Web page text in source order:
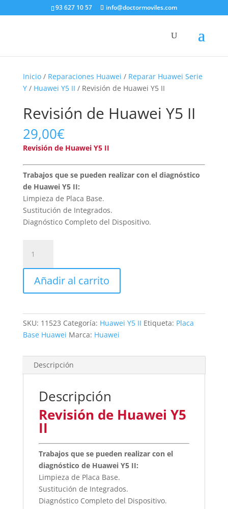
93 627 10 57 info@doctormoviles.com
Inicio/ Reparaciones Huawei / Reparar Huawei Serie
Y/ Huawei Y5 II / Revisión de Huawei Y5 II
Revisión de Huawei Y5 II
29,00€
Revisión de Huawei Y5 II
Trabajos que se pueden realizar con el diagnóstico
de Huawei Y5 II:
Limpieza de Placa Base.
Sustitución de Integrados.
Diagnóstico Completo del Dispositivo.
Huawei
II
Añadir al carrito
SKU: 11523 Categoría: Huawei Y5 II Etiqueta: Placa
Base Huawei Marca: Huawei
Descripción
Descripción
Revisión de Huawei Y5
II
Trabajos que se pueden realizar con el
diagnóstico de Huawei Y5 II:
Limpieza de Placa Base.
Sustitución de Integrados.
Diagnóstico Completo del Dispositivo.